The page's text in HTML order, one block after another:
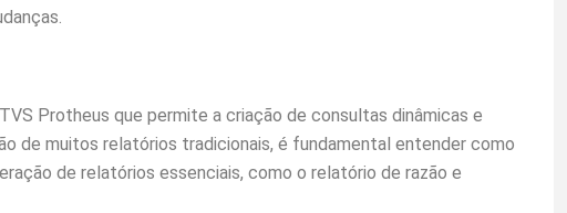
Protheus que permite a criação de consultas dinâmicas e
de muitos relatórios tradicionais, é fundamental entender como
de relatórios essenciais, como o relatório de razão e